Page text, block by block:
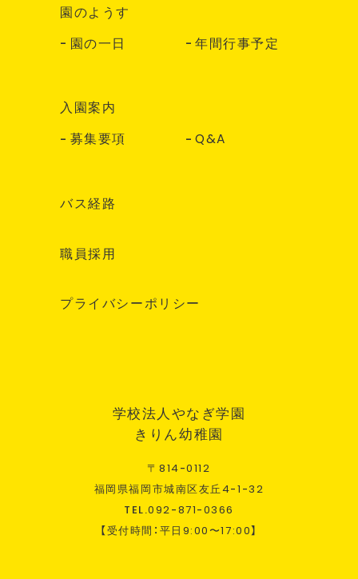
園のようす
園の一日
年間行事予定
入園案内
募集要項
Q&A
バス経路
職員採用
プライバシーポリシー
学校法人やなぎ学園
きりん幼稚園
〒814-0112
福岡県福岡市城南区友丘4-1 -32
TEL.092-871-0366
【受付時間：平日 9:00〜17:00】